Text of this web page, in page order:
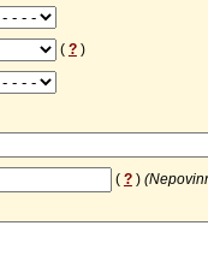
( ?)
( ?)